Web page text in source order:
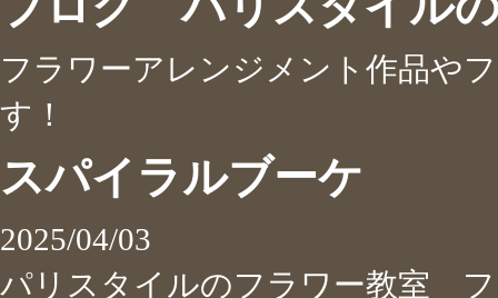
フラワーアレンジメント作品や
す！
スパイラルブーケ
2025/04/03
パリスタイルのフラワー教室